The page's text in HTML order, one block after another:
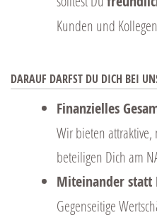
Kunden und
DARAUF DARFST DU DICH BEI
Finanzielles
Wir bieten attraktive,
beteiligen Dich am
Miteinander statt
Gegenseitige